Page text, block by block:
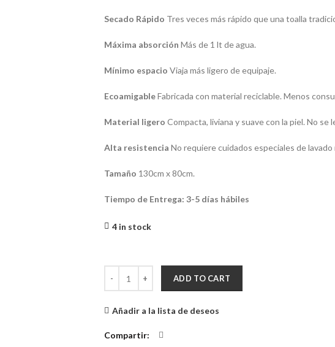
Secado Rápido Tres veces más rápido que una toalla
Máxima absorción Más de 1 lt de agua.
Mínimo espacio Viaja más ligero de equipaje.
EcoamigableFabricada con material reciclable. Menos
Material ligero Compacta, liviana y suave con la piel. No se
Alta resistencia No requiere cuidados especiales de
Tamaño 130cm x 80cm.
Tiempo de Entrega: 3-5 días hábiles
4 in stock
ADD TO CART
Añadir a la lista de deseos
Compartir